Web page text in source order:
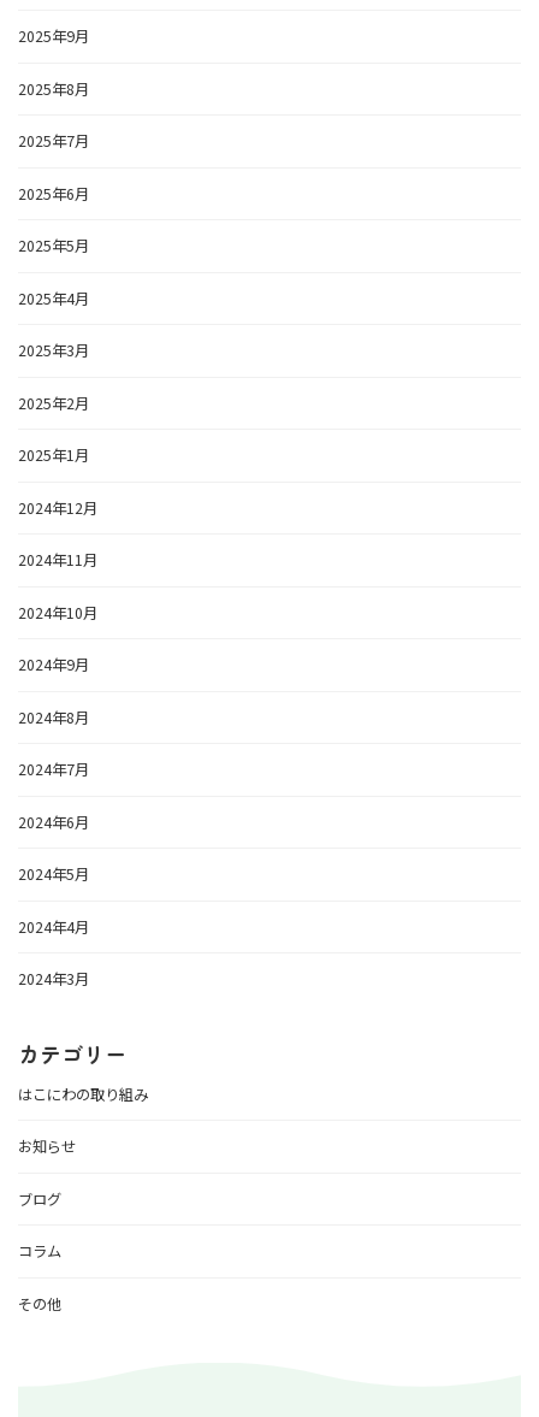
2025年9月
2025年8月
2025年7月
2025年6月
2025年5月
2025年4月
2025年3月
2025年2月
2025年1月
2024年12月
2024年11月
2024年10月
2024年9月
2024年8月
2024年7月
2024年6月
2024年5月
2024年4月
2024年3月
カテゴリー
はこにわの取り組み
お知らせ
ブログ
コラム
その他